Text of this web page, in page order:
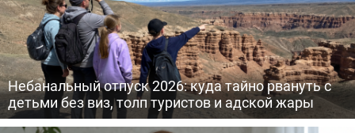
Небанальный отпуск 2026: куда тайно рвануть с
детьми без виз, толп туристов и адской жары